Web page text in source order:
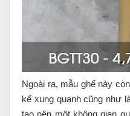
Ngoài ra, mẫu ghế này
kế xung quanh cũng như
tạo nên một không gian